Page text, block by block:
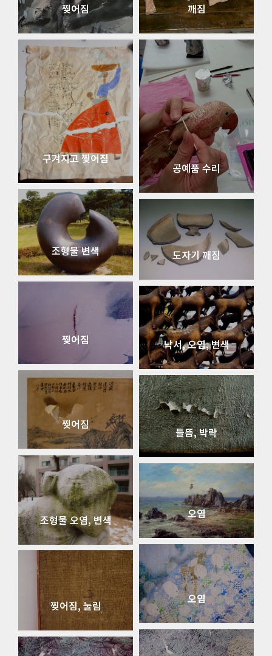
찢어짐 깨짐
구겨지고 찢어짐
공예품 수리
조형물 변색 도자기 깨짐
찢어짐 낙서, 오염, 변색
찢어짐
들뜸, 박락
조형물 오염, 변색 오염
오염
찢어짐, 눌림